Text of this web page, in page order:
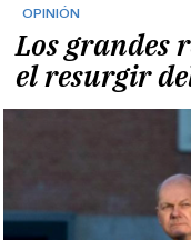
OPINIÓN
Los grandes
el resurgir